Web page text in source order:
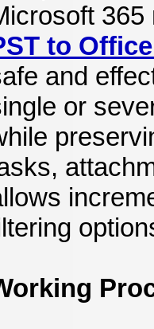
to
and
or